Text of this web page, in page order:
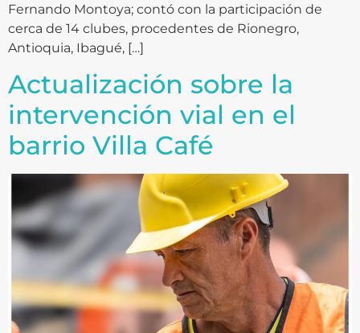
Fernando Montoya; contó con la participación de
cerca de 14 clubes, procedentes de Rionegro,
Antioquia, Ibagué, […]
Actualización sobre la
intervención vial en el
barrio Villa Café